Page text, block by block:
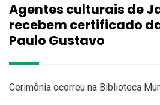
Agentes culturais de
recebem certificado
Paulo Gustavo
Cerimônia ocorreu na Biblioteca